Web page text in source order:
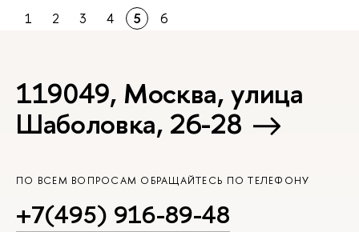
1 2 3 4 5 6
119049, Москва, улица
Шаболовка, 26-28
ПО ВСЕМ ВОПРОСАМ ОБРАЩАЙТЕСЬ ПО ТЕЛЕФОНУ
+7(495) 916-89-48